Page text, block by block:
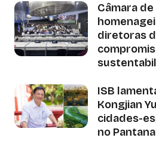
Câmara
diretoras
ISB
Kongjian
cidades-
no